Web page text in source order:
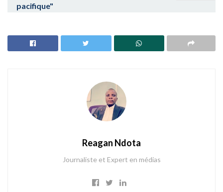
pacifique"
Reagan Ndota
Journaliste et Expert en médias